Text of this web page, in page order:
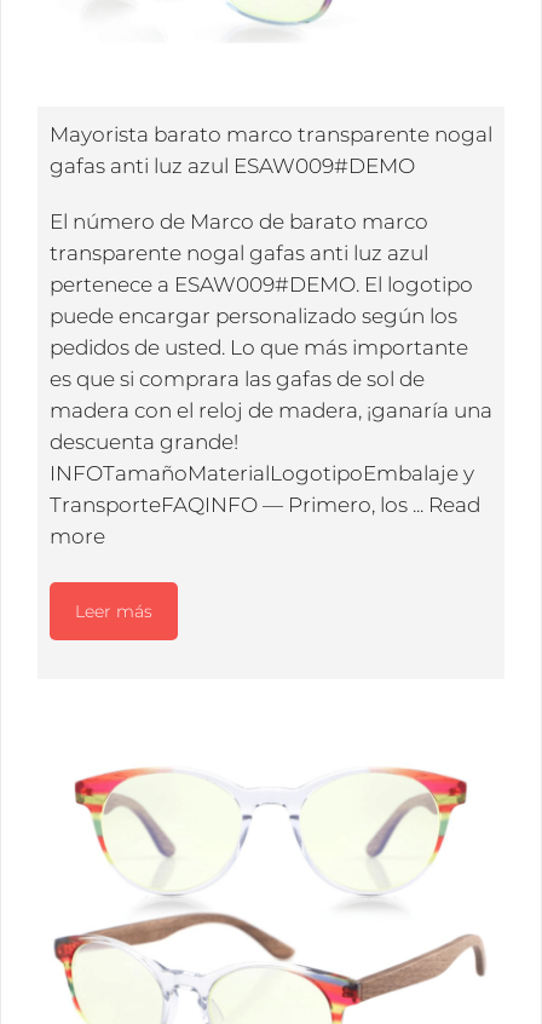
Mayorista barato marco transparente nogal
gafas anti luz azul ESAW009#DEMO
El número de Marco de barato marco
transparente nogal gafas anti luz azul
pertenece a ESAW009#DEMO. El logotipo
puede encargar personalizado según los
pedidos de usted. Lo que más importante
es que si comprara las gafas de sol de
madera con el reloj de madera, ¡ganaría una
descuenta grande!
INFOTamañoMaterialLogotipoEmbalaje y
TransporteFAQINFO — Primero, los ... Read
more
Leer más